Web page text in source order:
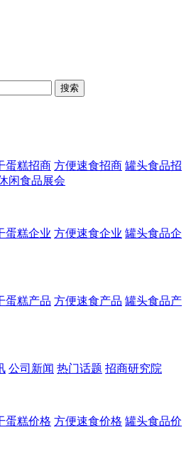
蛋糕招商 方便速食招商 罐头食品招
闲食品展会
蛋糕企业 方便速食企业 罐头食品企
蛋糕产品 方便速食产品 罐头食品产
公司新闻 热门话题 招商研究院
蛋糕价格 方便速食价格 罐头食品价